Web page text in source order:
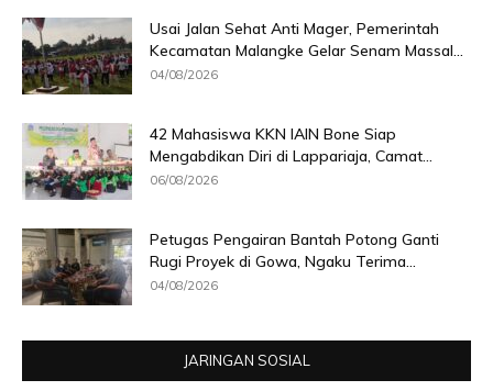
Usai Jalan Sehat Anti Mager, Pemerintah
Kecamatan Malangke Gelar Senam Massal...
04/08/2026
42 Mahasiswa KKN IAIN Bone Siap
Mengabdikan Diri di Lappariaja, Camat...
06/08/2026
Petugas Pengairan Bantah Potong Ganti
Rugi Proyek di Gowa, Ngaku Terima...
04/08/2026
JARINGAN SOSIAL